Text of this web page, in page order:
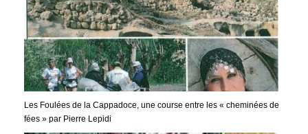
Les Foulées de la Cappadoce, une course entre les « cheminées de
fées » par Pierre Lepidi